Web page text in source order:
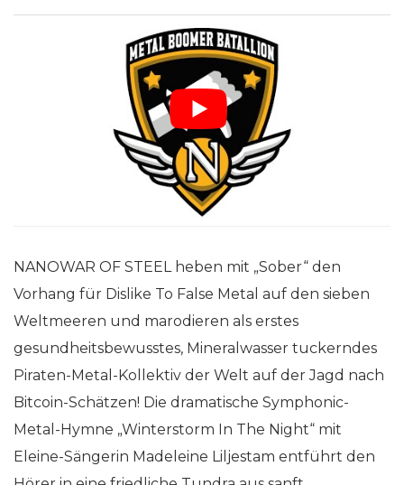
NANOWAR OF STEEL heben mit „Sober“ den
Vorhang für Dislike To False Metal auf den sieben
Weltmeeren und marodieren als erstes
gesundheitsbewusstes, Mineralwasser tuckerndes
Piraten-Metal-Kollektiv der Welt auf der Jagd nach
Bitcoin-Schätzen! Die dramatische Symphonic-
Metal-Hymne „Winterstorm In The Night“ mit
Eleine-Sängerin Madeleine Liljestam entführt den